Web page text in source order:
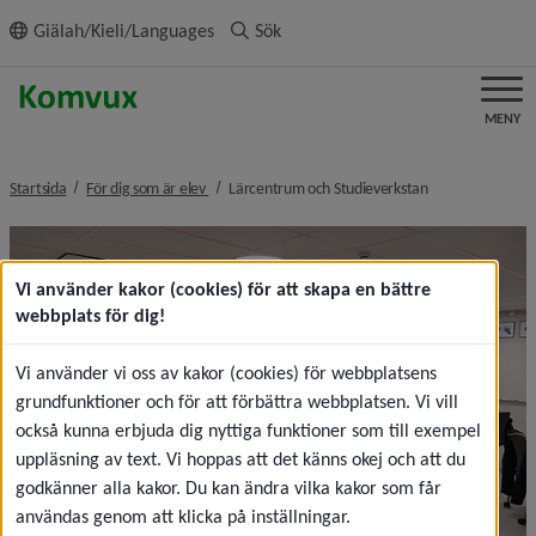
innehållet
Giälah/Kieli/Languages Sök
MENY
Startsida För dig som är elev nivå i brödsmulenavigeringen
Lärcentrum och Studieverkstannivå i
Vi använder kakor (cookies) för att skapa en bättre
webbplats för dig!
Vi använder vi oss av kakor (cookies) för webbplatsens
grundfunktioner och för att förbättra webbplatsen. Vi vill
också kunna erbjuda dig nyttiga funktioner som till exempel
uppläsning av text. Vi hoppas att det känns okej och att du
godkänner alla kakor. Du kan ändra vilka kakor som får
användas genom att klicka på inställningar.